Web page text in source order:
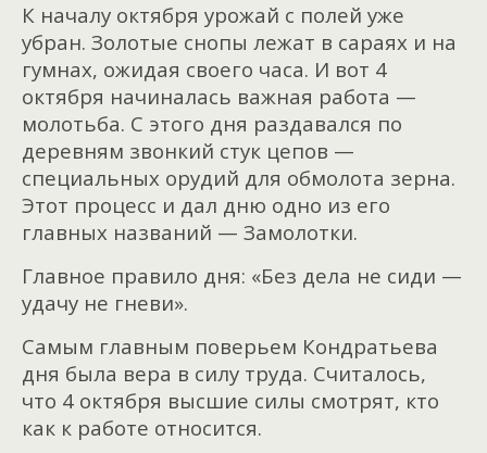
К началу октября урожай с полей уже
убран. Золотые снопы лежат в сараях и на
гумнах, ожидая своего часа. И вот 4
октября начиналась важная работа —
молотьба. С этого дня раздавался по
деревням звонкий стук цепов —
специальных орудий для обмолота зерна.
Этот процесс и дал дню одно из его
главных названий — Замолотки.
Главное правило дня: «Без дела не сиди —
удачу не гневи».
Самым главным поверьем Кондратьева
дня была вера в силу труда. Считалось,
что 4 октября высшие силы смотрят, кто
как к работе относится.